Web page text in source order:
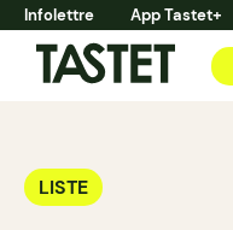
Infolettre App Tastet+
LISTE